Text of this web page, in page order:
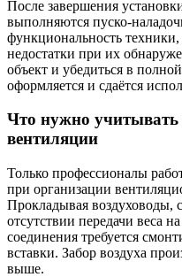
После завершения
выполняются пуско-
функциональность
недостатки при их
объект и убедиться в
оформляется и сдаётся
Что нужно учитывать
вентиляции
Только профессионалы
при организации
Прокладывая воздуховоды,
отсутствии передачи веса
соединения требуется
вставки. Забор воздуха
выше.